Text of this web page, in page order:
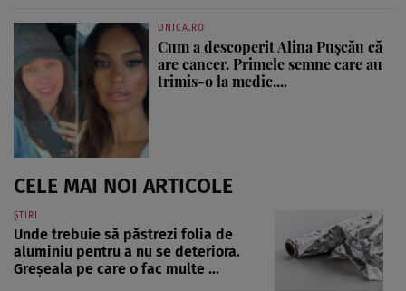
UNICA.RO
Cum a descoperit Alina Pușcău că
are cancer. Primele semne care au
trimis-o la medic....
CELE MAI NOI ARTICOLE
ȘTIRI
Unde trebuie să păstrezi folia de
aluminiu pentru a nu se deteriora.
Greșeala pe care o fac multe ...